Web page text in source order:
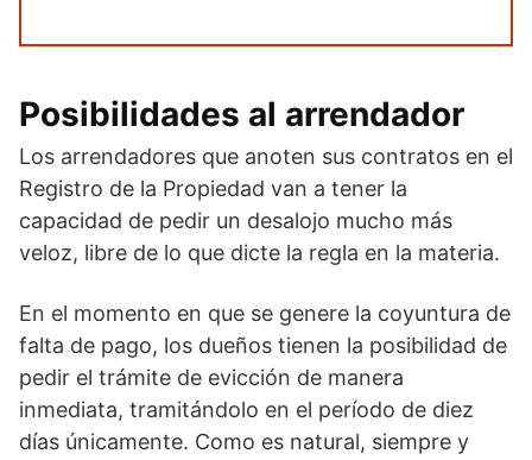
Posibilidades al arrendador
Los arrendadores que anoten sus contratos en el
Registro de la Propiedad van a tener la
capacidad de pedir un desalojo mucho más
veloz, libre de lo que dicte la regla en la materia.
En el momento en que se genere la coyuntura de
falta de pago, los dueños tienen la posibilidad de
pedir el trámite de evicción de manera
inmediata, tramitándolo en el período de diez
días únicamente. Como es natural, siempre y